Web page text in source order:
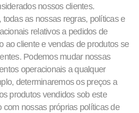
nossos clientes.
as nossas regras, políticas e
relativos a pedidos de
ao cliente e vendas de produtos se
Podemos mudar nossas
operacionais a qualquer
determinaremos os preços a
produtos vendidos sob este
com nossas próprias políticas de